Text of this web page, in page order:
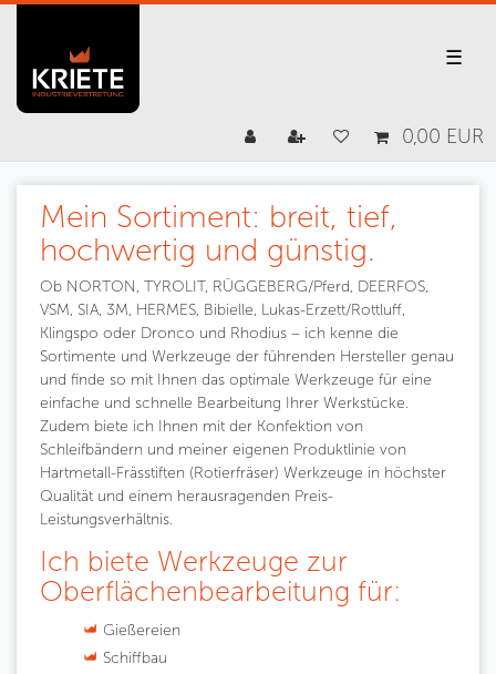
☰
0,00 EUR
Mein Sortiment: breit, tief,
hochwertig und günstig.
Ob NORTON, TYROLIT, RÜGGEBERG/Pferd, DEERFOS,
VSM, SIA, 3M, HERMES, Bibielle, Lukas-Erzett/Rottluff,
Klingspo oder Dronco und Rhodius – ich kenne die
Sortimente und Werkzeuge der führenden Hersteller genau
und finde so mit Ihnen das optimale Werkzeuge für eine
einfache und schnelle Bearbeitung Ihrer Werkstücke.
Zudem biete ich Ihnen mit der Konfektion von
Schleifbändern und meiner eigenen Produktlinie von
Hartmetall-Frässtiften (Rotierfräser) Werkzeuge in höchster
Qualität und einem herausragenden Preis-
Leistungsverhältnis.
Ich biete Werkzeuge zur
Oberflächenbearbeitung für:
Gießereien
Schiffbau